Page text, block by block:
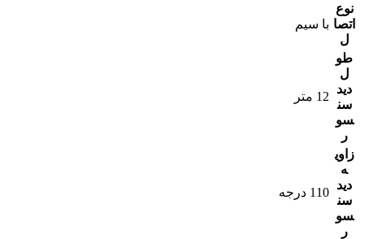
نوع
اتصا
ل
با سیم
طو
ل
دید
سن
سو
ر
12 متر
زاوی
ه
دید
سن
سو
ر
110 درجه